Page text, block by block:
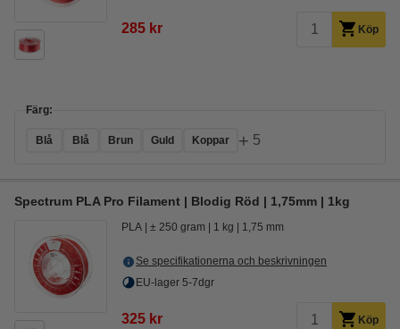
285 kr Köp
Färg:
Blå Blå Brun Guld Koppar + 5
Spectrum PLA Pro Filament | Blodig Röd | 1,75mm | 1kg
PLA ± 250 gram 1 kg 1,75 mm
Se specifikationerna och beskrivningen
EU-lager 5-7dgr
325 kr Köp